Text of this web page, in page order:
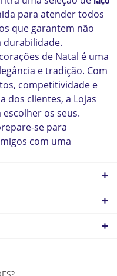
para atender todos
que garantem não
durabilidade.
de Natal é uma
e tradição. Com
competitividade e
dos clientes, a Lojas
os seus.
se para
com uma
+
+
+